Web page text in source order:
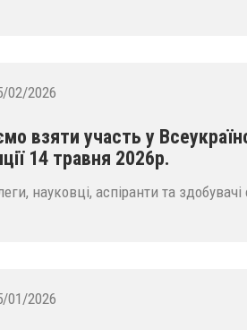
02/2026
взяти участь у
14 травня 2026р.
науковці, аспіранти та здобувачі
01/2026